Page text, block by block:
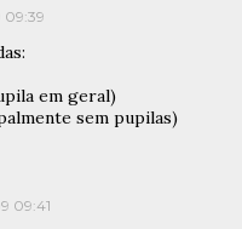
09:39
em geral)
sem pupilas)
09:41